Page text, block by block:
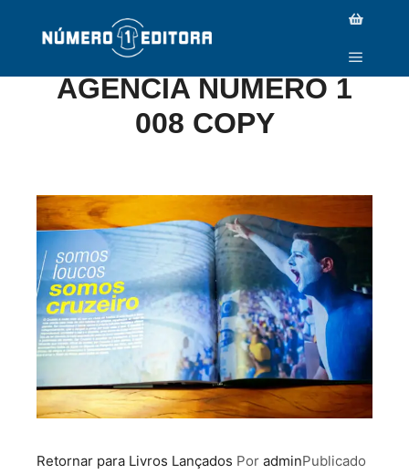
LIVRO DO TETRA.
AGENCIA NUMERO 1
008 COPY
Retornar para Livros Lançados Por adminPublicado